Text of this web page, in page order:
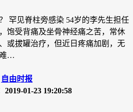
罕见脊柱旁感染 54岁的李先生担任
饱受背痛及坐骨神经痛之苦，常休
或拔罐治疗，但近日疼痛加剧，无
难…
自由时报
2019-01-23 19:20:58